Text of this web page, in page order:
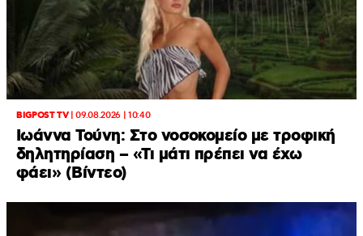
BIGPOST TV|09.08.2026 | 10:40
Ιωάννα Τούνη: Στο νοσοκομείο με τροφική
δηλητηρίαση – «Τι μάτι πρέπει να έχω
φάει» (Βίντεο)